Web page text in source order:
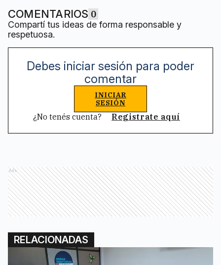
COMENTARIOS 0
Compartí tus ideas de forma responsable y
respetuosa.
Debes iniciar sesión para poder
comentar
INICIAR
SESIÓN
¿No tenés cuenta? Registrate aquí
Ads
RELACIONADAS